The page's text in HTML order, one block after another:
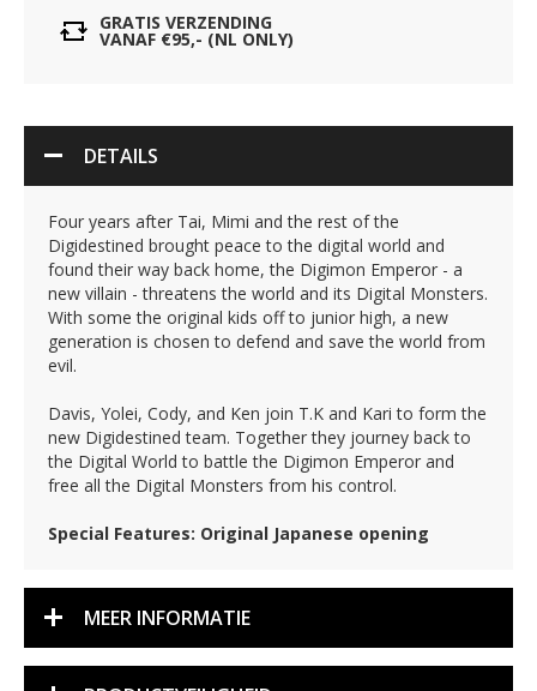
GRATIS VERZENDING
VANAF €95,- (NL ONLY)
DETAILS
Four years after Tai, Mimi and the rest of the
Digidestined brought peace to the digital world and
found their way back home, the Digimon Emperor - a
new villain - threatens the world and its Digital Monsters.
With some the original kids off to junior high, a new
generation is chosen to defend and save the world from
evil.
Davis, Yolei, Cody, and Ken join T.K and Kari to form the
new Digidestined team. Together they journey back to
the Digital World to battle the Digimon Emperor and
free all the Digital Monsters from his control.
Special Features: Original Japanese opening
MEER INFORMATIE